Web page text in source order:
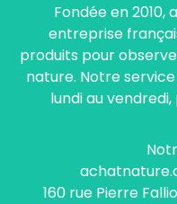
Fondée en
entreprise
produits pour
nature. Notre
lundi au
160 rue Pierre